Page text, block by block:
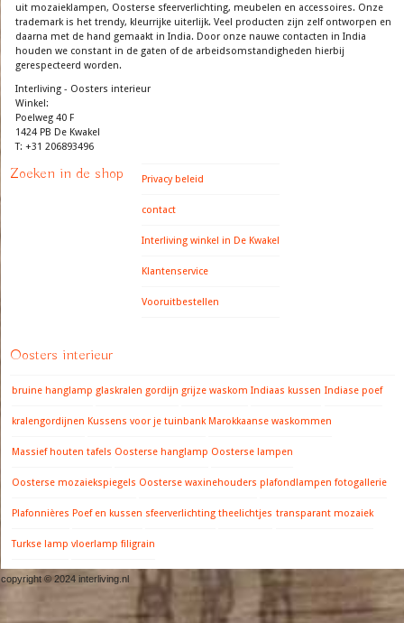
uit mozaieklampen, Oosterse sfeerverlichting, meubelen en accessoires. Onze
trademark is het trendy, kleurrijke uiterlijk. Veel producten zijn zelf ontworpen en
daarna met de hand gemaakt in India. Door onze nauwe contacten in India
houden we constant in de gaten of de arbeidsomstandigheden hierbij
gerespecteerd worden.
Interliving - Oosters interieur
Winkel:
Poelweg 40 F
1424 PB De Kwakel
T: +31 206893496
Zoeken in de shop Privacy beleid
contact
Interliving winkel in De Kwakel
Klantenservice
Vooruitbestellen
Oosters interieur
bruine hanglamp glaskralen gordijn grijze waskom Indiaas kussen Indiase poef
kralengordijnen Kussens voor je tuinbank Marokkaanse waskommen
Massief houten tafels Oosterse hanglamp Oosterse lampen
Oosterse mozaiekspiegels Oosterse waxinehouders plafondlampen fotogallerie
Plafonnières Poef en kussen sfeerverlichting theelichtjes transparant mozaiek
Turkse lamp vloerlamp filigrain
copyright © 2024 interliving.nl